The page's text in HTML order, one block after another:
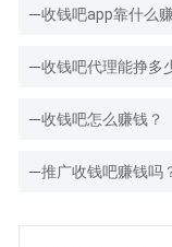
收钱吧app靠什么
收钱吧代理能挣多
收钱吧怎么赚钱？
推广收钱吧赚钱吗